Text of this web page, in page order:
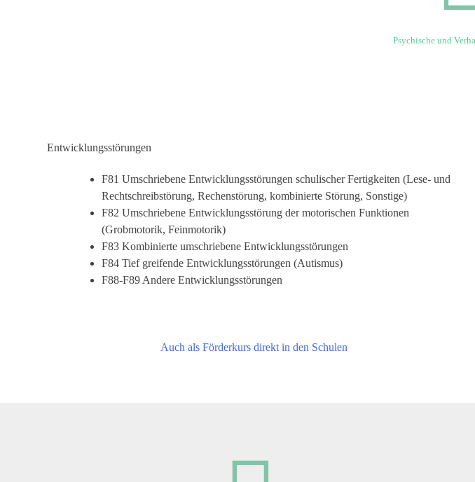
Psychische und
Entwicklungsstörungen
F81 Umschriebene Entwicklungsstörungen schulischer Fertigkeiten (Lese- und
Rechtschreibstörung, Rechenstörung, kombinierte Störung, Sonstige)
F82 Umschriebene Entwicklungsstörung der motorischen Funktionen
(Grobmotorik, Feinmotorik)
F83 Kombinierte umschriebene Entwicklungsstörungen
F84 Tief greifende Entwicklungsstörungen (Autismus)
F88-F89 Andere Entwicklungsstörungen
Auch als Förderkurs direkt in den Schulen